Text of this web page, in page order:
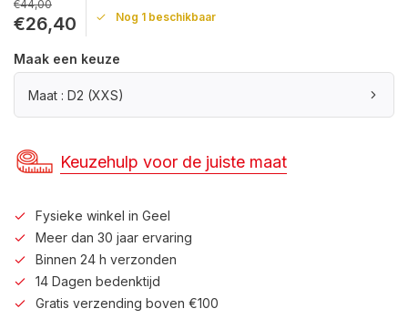
€44,00
€26,40 Nog 1 beschikbaar
Maak een keuze
Maat : D2 (XXS)
Keuzehulp voor de juiste maat
Fysieke winkel in Geel
Meer dan 30 jaar ervaring
Binnen 24 h verzonden
14 Dagen bedenktijd
Gratis verzending boven €100